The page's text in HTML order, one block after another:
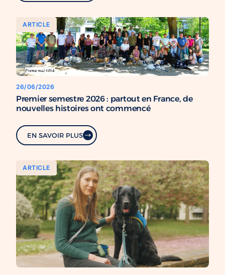
ARTICLE
26/06/2026
Premier semestre 2026 : partout en France, de
nouvelles histoires ont commencé
EN SAVOIR PLUS
ARTICLE